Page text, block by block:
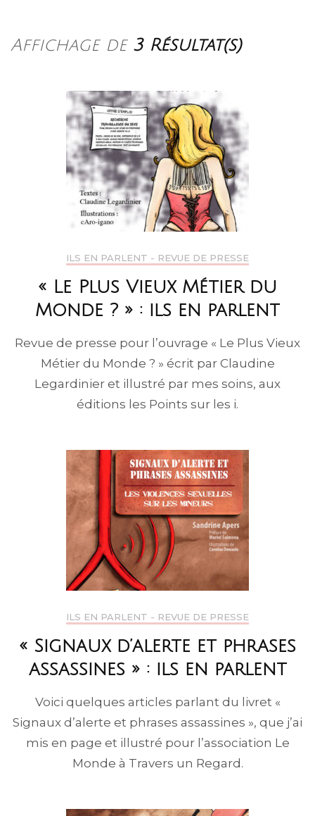
Affichage de 3 Résultat(s)
ILS EN PARLENT - REVUE DE PRESSE
« Le Plus Vieux Métier du
Monde ? » : ils en parlent
Revue de presse pour l’ouvrage « Le Plus Vieux
Métier du Monde ? » écrit par Claudine
Legardinier et illustré par mes soins, aux
éditions les Points sur les i.
ILS EN PARLENT - REVUE DE PRESSE
« Signaux d’alerte et phrases
assassines » : ils en parlent
Voici quelques articles parlant du livret «
Signaux d’alerte et phrases assassines », que j’ai
mis en page et illustré pour l’association Le
Monde à Travers un Regard.